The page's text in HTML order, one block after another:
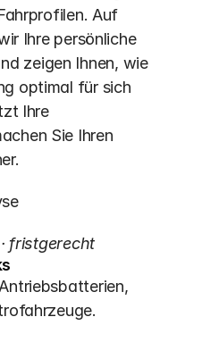
Auf
Ihre persönliche
zeigen Ihnen, wie
optimal für sich
Ihre
Sie Ihren
fristgerecht